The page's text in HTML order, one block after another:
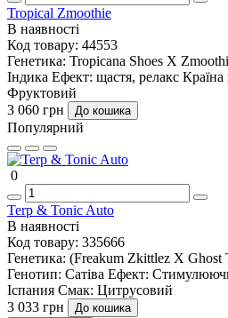
Tropical Zmoothie
В наявності
Код товару: 44553
Генетика: Tropicana Shoes X
Індика Ефект: щастя, релакс
Фруктовий
3 060 грн
До кошика
Популярний
0
Terp & Tonic Auto
В наявності
Код товару: 335666
Генетика: (Freakum Zkittlez X Ghost
Генотип: Сатіва Ефект:
Іспания Смак: Цитрусовий
3 033 грн
До кошика